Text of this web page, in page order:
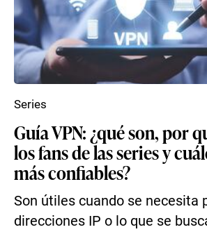
Guía VPN: ¿qué son, por
los fans de las series y
más confiables?
Son útiles cuando se necesita
direcciones IP o lo que se
Series